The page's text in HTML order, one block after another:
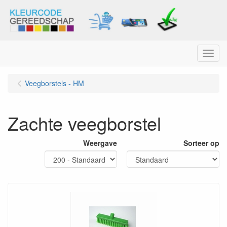
Menu
Veegborstels - HM
Zachte veegborstel
Weergave Sorteer op